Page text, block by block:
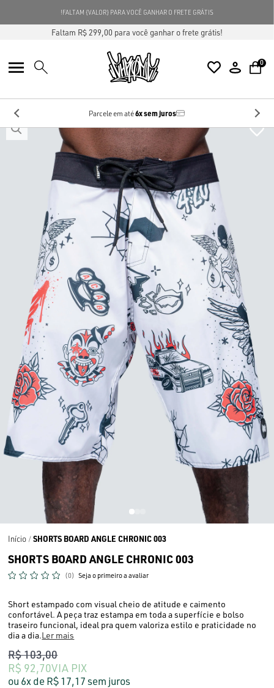
NA SUA PRIMEIRA COMPRA USE O CUPOMNG5
Faltam R$ 299,00 para você ganhar o frete grátis!
0
Parcele em até6x sem juros
Início SHORTS BOARD ANGLE CHRONIC 003
SHORTS BOARD ANGLE CHRONIC 003
(0) Seja o primeiro a avaliar
Short estampado com visual cheio de atitude e caimento
confortável. A peça traz estampa em toda a superfície e bolso
traseiro funcional, ideal pra quem valoriza estilo e praticidade no
dia a dia.Ler mais
R$ 92,70VIA PIX
R$ 103,00
6x R$ 17,17sem juros